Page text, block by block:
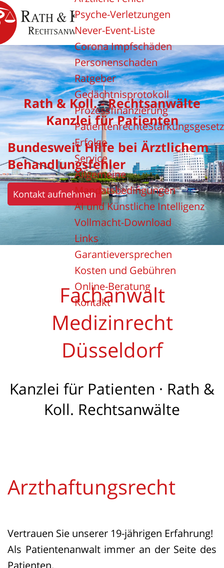
Psyche-Verletzungen
Never-Event-Liste
Corona Impfschäden
Personenschaden
Ratgeber
Gedächtnisprotokoll
Prozessfinanzierung
PatientenrechteStärkungsgesetz
Erfolge
Service
Allgemeine
Mandatsbedingungen
AI und Künstliche Intelligenz
Vollmacht-Download
Links
Garantieversprechen
Kosten und Gebühren
Online-Beratung
Kontakt
Rath & Koll. - Rechtsanwälte
Kanzlei für Patienten
Bundesweit Hilfe bei Ärztlichem
Behandlungsfehler
Kontakt aufnehmen
Fachanwalt
Medizinrecht
Düsseldorf
Kanzlei für Patienten · Rath &
Koll. Rechtsanwälte
Arzthaftungsrecht
Vertrauen Sie unserer 19-jährigen Erfahrung!
Als Patientenanwalt immer an der Seite des
Patienten.